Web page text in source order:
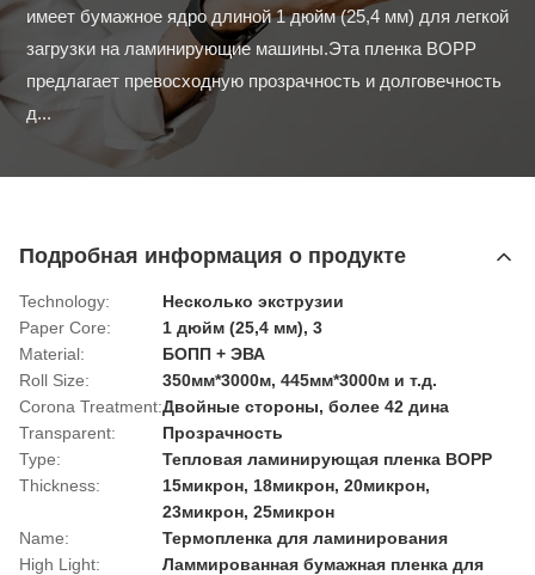
имеет бумажное ядро длиной 1 дюйм (25,4 мм) для легкой
загрузки на ламинирующие машины.Эта пленка BOPP
предлагает превосходную прозрачность и долговечность
д...
Подробная информация о продукте
Technology:
Несколько экструзии
Paper Core:
1 дюйм (25,4 мм), 3
Material:
БОПП + ЭВА
Roll Size:
350мм*3000м, 445мм*3000м и т.д.
Corona Treatment:Двойные стороны, более 42 дина
Transparent:
Прозрачность
Type:
Тепловая ламинирующая пленка BOPP
Thickness:
15микрон, 18микрон, 20микрон,
23микрон, 25микрон
Name:
Термопленка для ламинирования
High Light:
Ламмированная бумажная пленка для